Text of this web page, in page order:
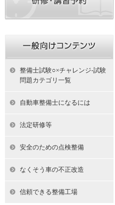
整備士試験○×チャレンジ-試験
問題カテゴリ一覧
自動車整備士になるには
法定研修等
安全のための点検整備
なくそう車の不正改造
信頼できる整備工場